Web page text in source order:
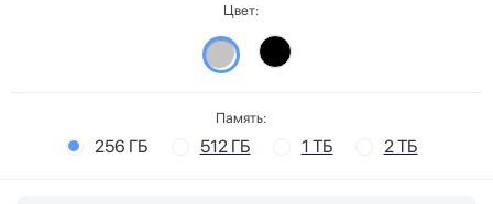
Цвет:
Память:
256 ГБ 512 ГБ 1 ТБ 2 ТБ